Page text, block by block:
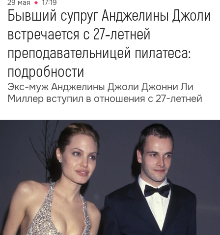
29 мая 17:19
Бывший супруг Анджелины Джоли
встречается с 27‑летней
преподавательницей пилатеса:
подробности
Экс-муж Анджелины Джоли Джонни Ли
Миллер вступил в отношения с 27-летней